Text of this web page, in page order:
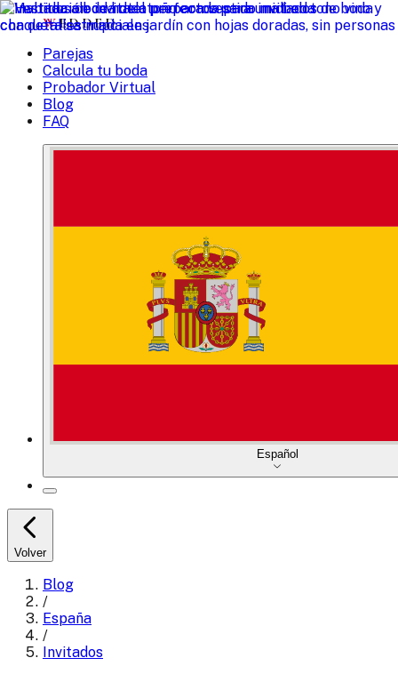
WEDDED
Parejas
Calcula tu boda
Probador Virtual
Blog
FAQ
Español
Volver
Blog
/
España
/
Invitados